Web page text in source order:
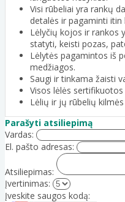
Visi rūbeliai yra rankų
detalės ir pagaminti itin
Lėlyčių kojos ir rankos
statyti, keisti pozas,
Lėlytės pagamintos iš
medžiagos.
Saugi ir tinkama žaisti
Visos lėlės sertifikuotos
Lėlių ir jų rūbelių
Parašyti atsiliepimą
Vardas:
El. pašto adresas:
Atsiliepimas:
Įvertinimas:
Įveskite saugos kodą: